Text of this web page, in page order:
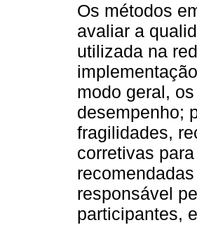
Os métodos
avaliar a
utilizada na
modo geral,
desempenho;
fragilidades,
corretivas
responsável
participantes,